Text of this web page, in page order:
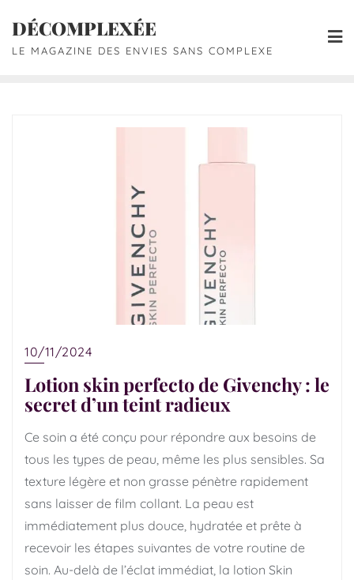
DÉCOMPLEXÉE
LE MAGAZINE DES ENVIES SANS COMPLEXE
10/11/2024
Lotion skin perfecto de Givenchy : le
secret d’un teint radieux
Ce soin a été conçu pour répondre aux besoins de
tous les types de peau, même les plus sensibles. Sa
texture légère et non grasse pénètre rapidement
sans laisser de film collant. La peau est
immédiatement plus douce, hydratée et prête à
recevoir les étapes suivantes de votre routine de
soin. Au-delà de l’éclat immédiat, la lotion Skin